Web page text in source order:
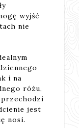
wyjść
nie
i na
różu,
przechodzi
jest
nosi.